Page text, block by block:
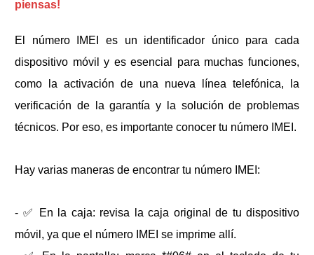
piensas!
El número IMEI es un identificador único para cada
dispositivo móvil y es esencial para muchas funciones,
como la activación de una nueva línea telefónica, la
verificación de la garantía y la solución de problemas
técnicos. Por eso, es importante conocer tu número IMEI.
Hay varias maneras de encontrar tu número IMEI:
- ✅ En la caja: revisa la caja original de tu dispositivo
móvil, ya que el número IMEI se imprime allí.